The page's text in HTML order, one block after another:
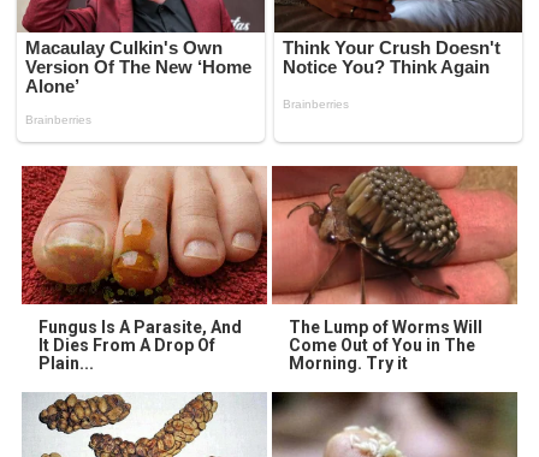
Fungus Is A Parasite, And
It Dies From A Drop Of
Plain...
The Lump of Worms Will
Come Out of You in The
Morning. Try it